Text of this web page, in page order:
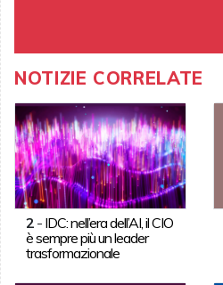
NOTIZIE CORRELATE
2- IDC: nell’era dell’AI, il CIO
è sempre più un leader
trasformazionale